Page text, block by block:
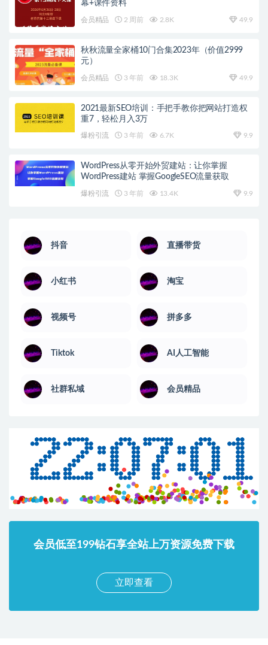
幕+课件资料
会员精品 2 周前 2.8K 49.9
秋秋流量全家桶10门合集2023年（价值2999
元）
会员精品 3 年前 18.3K 49.9
2021最新SEO培训：手把手教你把网站打造权
重7，轻松月入3万
爆粉引流 3 年前 6.7K 9.9
WordPress从零开始外贸建站：让你掌握
WordPress建站 掌握GoogleSEO流量获取
爆粉引流 3 年前 13.4K 9.9
抖音 直播带货
小红书 淘宝
视频号 拼多多
Tiktok AI人工智能
社群私域 会员精品
会员低至199钻石享全站上万资源免费下载
立即查看